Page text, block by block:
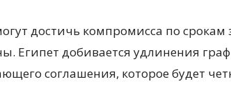
достичь компромисса по срокам
Египет добивается удлинения
соглашения, которое будет